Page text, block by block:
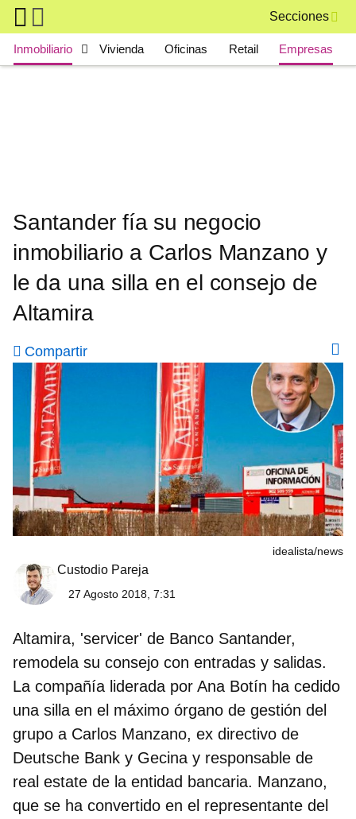
Skip to main content
Secciones
Main navigation
Inmobiliario Vivienda Oficinas Retail Empresas
Santander fía su negocio
inmobiliario a Carlos Manzano y
le da una silla en el consejo de
Altamira
Compartir
idealista/news
Custodio Pareja
27 Agosto 2018, 7:31
Altamira, 'servicer' de Banco Santander,
remodela su consejo con entradas y salidas.
La compañía liderada por Ana Botín ha cedido
una silla en el máximo órgano de gestión del
grupo a Carlos Manzano, ex directivo de
Deutsche Bank y Gecina y responsable de
real estate de la entidad bancaria. Manzano,
que se ha convertido en el representante del